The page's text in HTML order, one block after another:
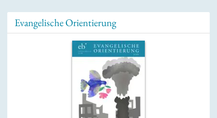
Evangelische Orientierung